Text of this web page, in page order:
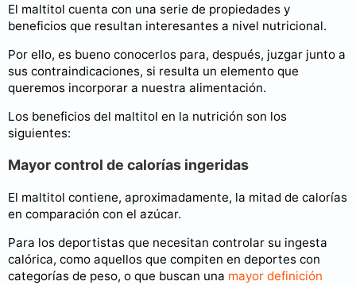
El maltitol cuenta con una serie de propiedades y
beneficios que resultan interesantes a nivel nutricional.
Por ello, es bueno conocerlos para, después, juzgar junto a
sus contraindicaciones, si resulta un elemento que
queremos incorporar a nuestra alimentación.
Los beneficios del maltitol en la nutrición son los
siguientes:
Mayor control de calorías ingeridas
El maltitol contiene, aproximadamente, la mitad de calorías
en comparación con el azúcar.
Para los deportistas que necesitan controlar su ingesta
calórica, como aquellos que compiten en deportes con
categorías de peso, o que buscan una mayor definición